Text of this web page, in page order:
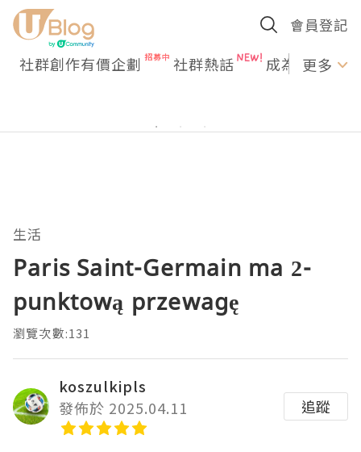
會員登記
社群創作有價企劃 社群熱話 成為U更多
生活
Paris Saint-Germain ma 2-
punktową przewagę
瀏覽次數:131
koszulkipls
發佈於 2025.04.11
追蹤